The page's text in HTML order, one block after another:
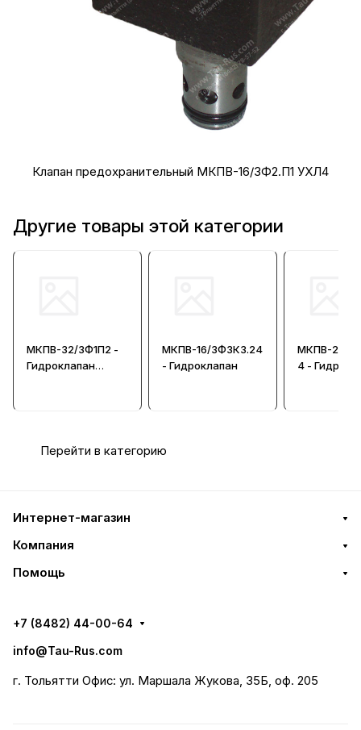
Клапан предохранительный МКПВ-16/3Ф2.П1 УХЛ4
Другие товары этой категории
МКПВ-32/3Ф1П2 -
Гидроклапан
МКПВ-16/3Ф3К3.24
- Гидроклапан
МКПВ-25/
4 -
Перейти в категорию
Интернет-магазин
Компания
Помощь
+7 (8482) 44-00-64
info@Tau-Rus.com
г. Тольятти Офис: ул. Маршала Жукова, 35Б, оф. 205